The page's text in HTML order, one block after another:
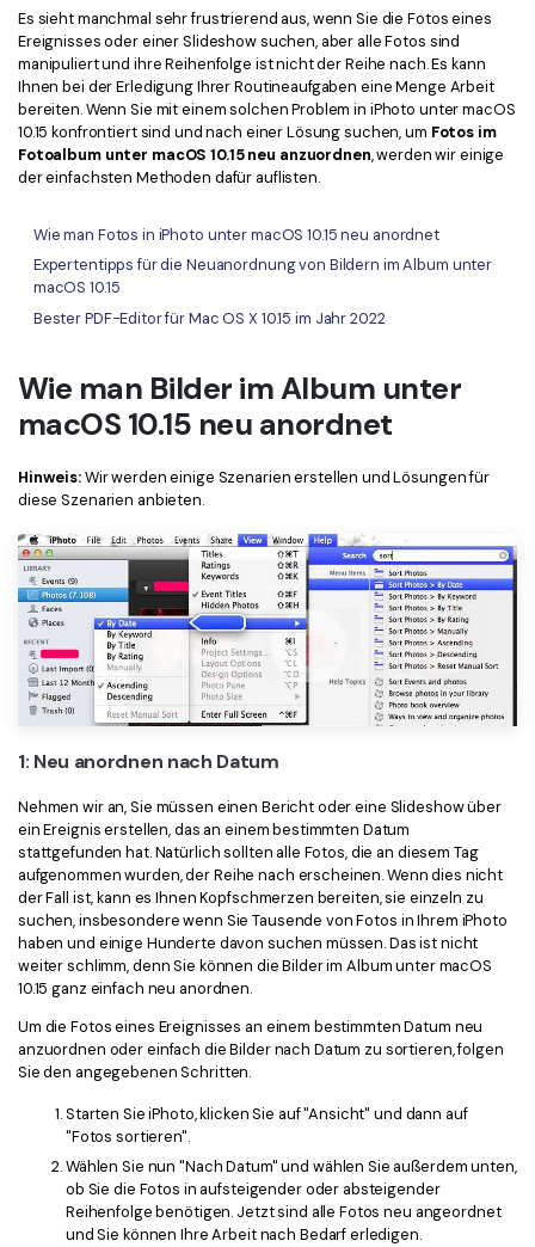
PDF-Daten extrahieren
PDF freigeben
eSign PDFs rechtmäßig Neu
IT-Dienstleistung
Gesundheitswesen
Finanzen
Regierung
Freiberufler
Alle PDF-Funktionen
Was ist NEU
Benutzerhandbuch
PDFelement für Windows
PDFelement für iOS
PDFelement für Android
Mehr erfahren
Bewertungen
Sehen Sie, was unsere Nutzer sagen.
Bearbeiten, Drucken und Anpassen von kostenlosen Vorlagen.
PDF-bezogene Informationen, die Sie benötigen.
Download-Zentrum
Laden Sie die leistungsstärksten und einfachsten PDF-Tools
Es sieht manchmal sehr frustrierend aus, wenn Sie die Fotos eines
Ereignisses oder einer Slideshow suchen, aber alle Fotos sind
manipuliert und ihre Reihenfolge ist nicht der Reihe nach. Es kann
Ihnen bei der Erledigung Ihrer Routineaufgaben eine Menge Arbeit
bereiten. Wenn Sie mit einem solchen Problem in iPhoto unter macOS
10.15 konfrontiert sind und nach einer Lösung suchen, um Fotos im
Fotoalbum unter macOS 10.15 neu anzuordnen, werden wir einige
der einfachsten Methoden dafür auflisten.
Wie man Fotos in iPhoto unter macOS 10.15 neu anordnet
Expertentipps für die Neuanordnung von Bildern im Album unter
macOS 10.15
Bester PDF-Editor für Mac OS X 10.15 im Jahr 2022
Wie man Bilder im Album unter
macOS 10.15 neu anordnet
Hinweis:Wir werden einige Szenarien erstellen und Lösungen für
diese Szenarien anbieten.
1: Neu anordnen nach Datum
Nehmen wir an, Sie müssen einen Bericht oder eine Slideshow über
ein Ereignis erstellen, das an einem bestimmten Datum
stattgefunden hat. Natürlich sollten alle Fotos, die an diesem Tag
aufgenommen wurden, der Reihe nach erscheinen. Wenn dies nicht
der Fall ist, kann es Ihnen Kopfschmerzen bereiten, sie einzeln zu
suchen, insbesondere wenn Sie Tausende von Fotos in Ihrem iPhoto
haben und einige Hunderte davon suchen müssen. Das ist nicht
weiter schlimm, denn Sie können die Bilder im Album unter macOS
10.15 ganz einfach neu anordnen.
Um die Fotos eines Ereignisses an einem bestimmten Datum neu
anzuordnen oder einfach die Bilder nach Datum zu sortieren, folgen
Sie den angegebenen Schritten.
Starten Sie iPhoto, klicken Sie auf "Ansicht" und dann auf
"Fotos sortieren".
Wählen Sie nun "Nach Datum" und wählen Sie außerdem unten,
ob Sie die Fotos in aufsteigender oder absteigender
Reihenfolge benötigen. Jetzt sind alle Fotos neu angeordnet
und Sie können Ihre Arbeit nach Bedarf erledigen.